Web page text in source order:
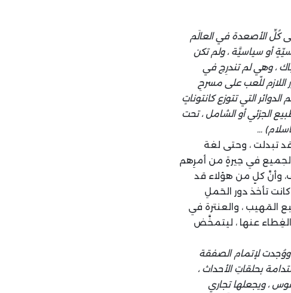
كُلِّ الأصعدة في العالَم
أو سياسيَّة ، ولم تكن
، وهي لم تندرِج في
اللازم للّعب على مسرحِ
التي تتوزع كانتوناتٍ
الجزئي أو الشامل ، تحت
…
تبدلت ، وحتى لغة
الجميع في حِيرةٍ من أمرِهم
وأنَّ كلٍ من هؤلاء قد
كانت تأخذ دور الحَملِ
المَهيب ، والعنترة في
الغِطاء عنها ، ليتمخَّض
ووُجدت لإتمام الصفقة
بحلقاتِ الأحداث ،
، ويجعلها تجاري